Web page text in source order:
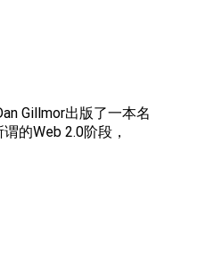
Gillmor出版了一本名
的Web 2.0阶段，